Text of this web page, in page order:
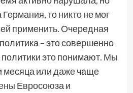
то никто не мог
применить. Очередная
– это совершенно
это понимают. Мы
месяца или даже чаще
Евросоюза и